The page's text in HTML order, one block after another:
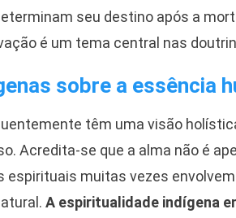
seu destino após a
é um tema central nas
sobre a essência
têm uma visão
Acredita-se que a alma não é
espirituais muitas vezes
A espiritualidade indígena